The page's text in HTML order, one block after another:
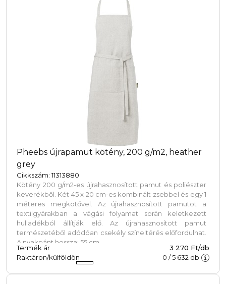
Pheebs újrapamut kötény, 200 g/m2, heather
grey
Cikkszám: 11313880
Kötény 200 g/m2-es újrahasznosított pamut és poliészter
keverékből. Két 45 x 20 cm-es kombinált zsebbel és egy 1
méteres megkötővel. Az újrahasznosított pamutot a
textilgyárakban a vágási folyamat során keletkezett
hulladékból állítják elő. Az újrahasznosított pamut
természetéből adódóan csekély színeltérés előfordulhat.
A nyakpánt hossza: 55 cm.
Termék ár
3 270 Ft/db
Raktáron/külföldön
0 /5 632 db